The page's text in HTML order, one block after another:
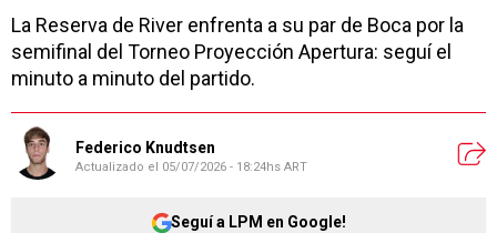
La Reserva de River enfrenta a su par de Boca por la
semifinal del Torneo Proyección Apertura: seguí el
minuto a minuto del partido.
Federico Knudtsen
Actualizado el 05/07/2026 - 18:24hs ART
Seguí a LPM en Google!